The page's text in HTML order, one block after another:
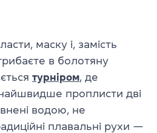
маску і, замість
в болотяну
турніром, де
проплисти дві
водою, не
плавальні рухи —